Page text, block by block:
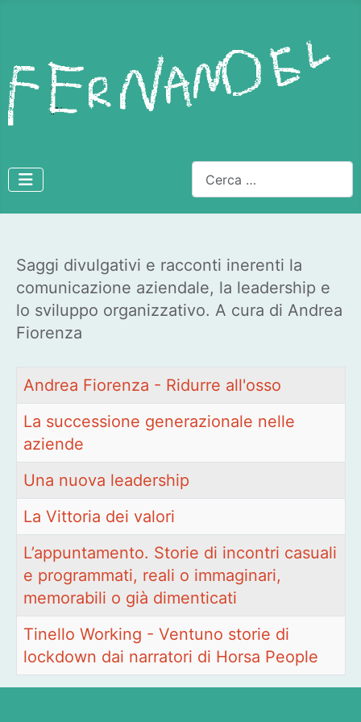
Cerca
Saggi divulgativi e racconti inerenti la
comunicazione aziendale, la leadership e
lo sviluppo organizzativo. A cura di Andrea
Fiorenza
Articoli
Titolo
Andrea Fiorenza - Ridurre all'osso
La successione generazionale nelle
aziende
Una nuova leadership
La Vittoria dei valori
L’appuntamento. Storie di incontri casuali
e programmati, reali o immaginari,
memorabili o già dimenticati
Tinello Working - Ventuno storie di
lockdown dai narratori di Horsa People